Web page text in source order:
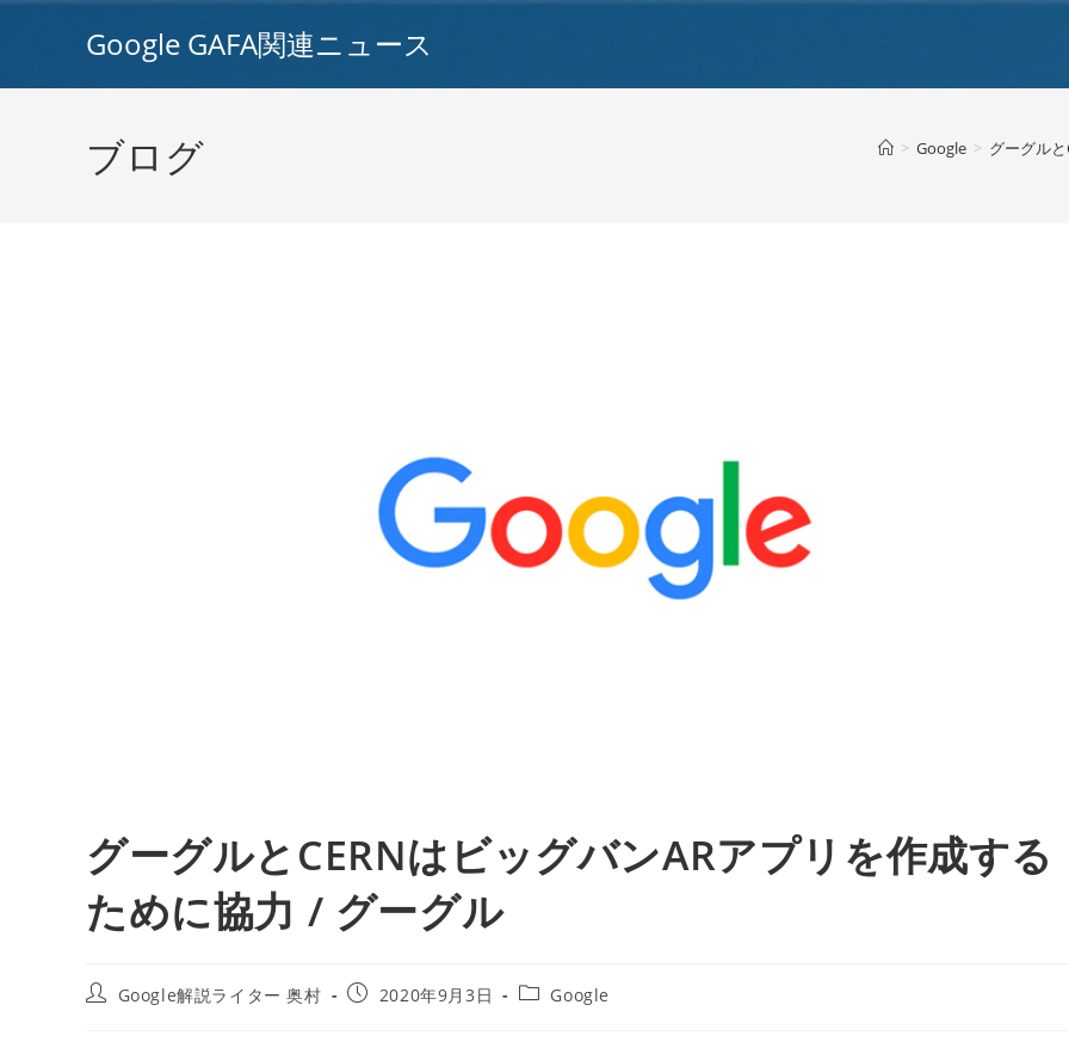
Google GAFA関連ニュース
ブログ > Google > グーグル
グーグルとCERNはビッグバンARアプリを作成する
ために協力 / グーグル
投
Google解説ライター 奥村
投
2020年9月3日
投
Google